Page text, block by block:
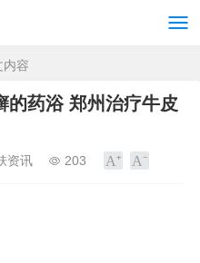
内容
的药浴 郑州治疗牛皮
资讯 203